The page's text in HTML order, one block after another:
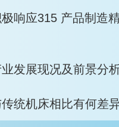
响应315 产品制造
发展现况及前景分
统机床相比有何差